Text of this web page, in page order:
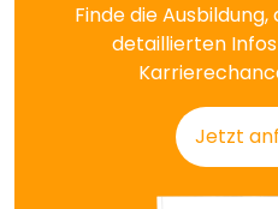
Finde die
detaillierten
Jetzt